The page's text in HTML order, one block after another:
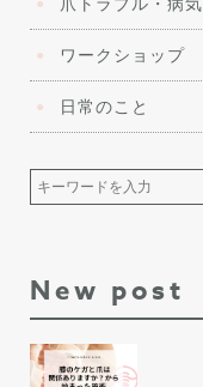
ワークショップ
日常のこと
New post